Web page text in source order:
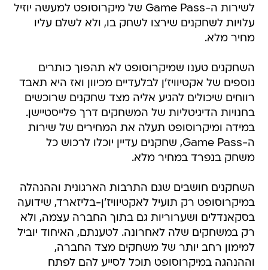
לשירות ה-Game Pass של מיקרוסופט למעשה יוזיל
עלויות לשחקנים שירצו לשחק בו, ולא לשלם עליו
מחיר מלא.
השחקנים טענו שמיקרוסופט לא תהפוך כותרים
נוספים של אקטיוויז'ן לבלעדיים מכיוון ואז היא תאבד
רווחים שיכולים להגיע אליה מצד שחקנים שרוכשים
בחנויות הדיגיטליות של המשחקים דרך פלייסטיישן.
במידה ומיקרוסופט תעלה את המחירים של שירות
ה-Game Pass, שחקנים עדיין יוכלו לרכוש כל
משחק בנפרד במחיר מלא.
השחקנים חושבים שגם התרבות הארגונית וההנהלה
במיקרוסופט רק תועיל לאקטיוויז'ן-בליזארד, שידועה
בסקאנדלים ושערוריות גם בתוך החברה עצמה, ולא
רק במשחקים שלה לאחרונה. לטענתם, האיחוד יוביל
למימון רחב יותר של משחקים מצד החברה,
וההנהגה במיקרוסופט תוכל לסייע להם לפתח